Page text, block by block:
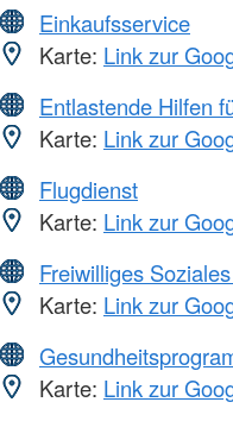
Einkaufsservice
Karte: Link zur
Entlastende Hilfen
Karte: Link zur
Flugdienst
Karte: Link zur
Freiwilliges
Karte: Link zur
Karte: Link zur